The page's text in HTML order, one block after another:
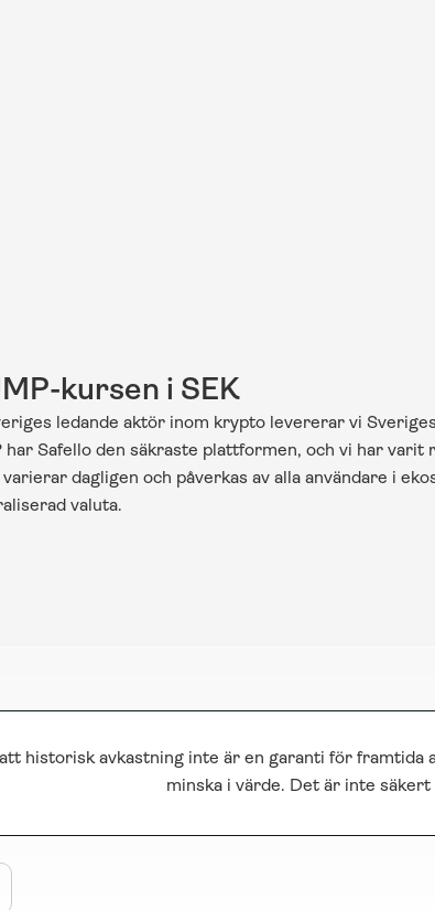
kursen i SEK
ledande aktör inom krypto levererar vi
har Safello den säkraste plattformen, och vi har
varierar dagligen och påverkas av alla användare i
valuta.
historisk avkastning inte är en garanti för framtida
minska i värde. Det är inte